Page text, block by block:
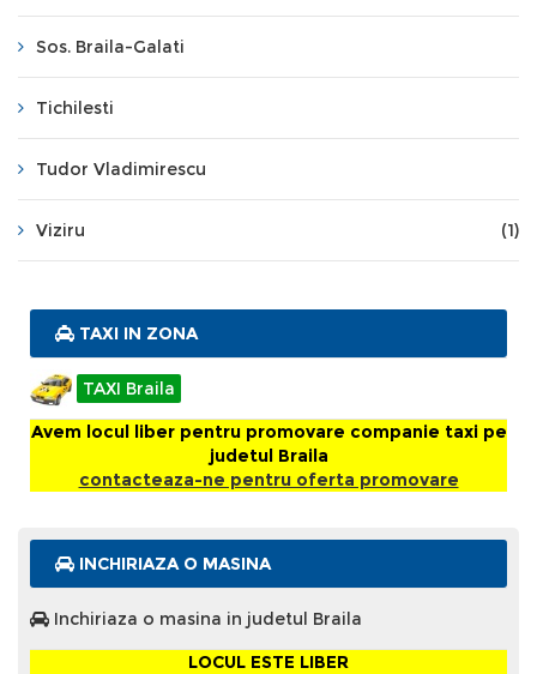
Sos. Braila-Galati
Tichilesti
Tudor Vladimirescu
Viziru (1)
TAXI IN ZONA
TAXI Braila
Avem locul liber pentru promovare companie taxi pe
judetul Braila
contacteaza-ne pentru oferta promovare
INCHIRIAZA O MASINA
Inchiriaza o masina in judetul Braila
LOCUL ESTE LIBER